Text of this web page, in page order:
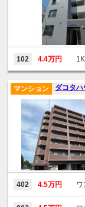
102 4.4万円 1K
ダコタ
マンション
402 4.5万円 ワ